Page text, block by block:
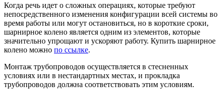
Когда речь идет о сложных операциях, которые требуют
непосредственного изменения конфигурации всей системы во
время работы или могут остановиться, но в короткие сроки,
шарнирное колено является одним из элементов, которые
значительно упрощают и ускоряют работу. Купить шарнирное
колено можно по ссылке.
Монтаж трубопроводов осуществляется в стесненных
условиях или в нестандартных местах, и прокладка
трубопроводов должна соответствовать этим условиям.